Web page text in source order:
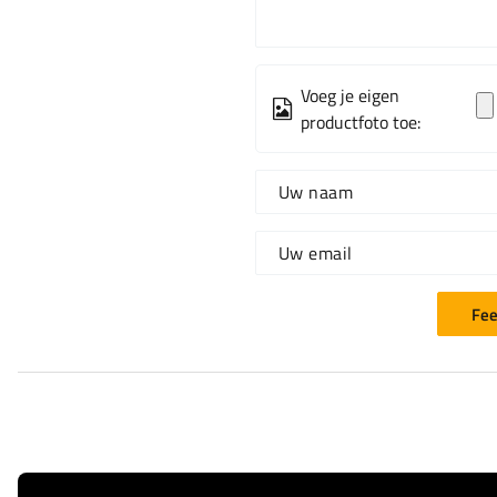
Voeg je eigen
productfoto toe:
Uw naam
Uw email